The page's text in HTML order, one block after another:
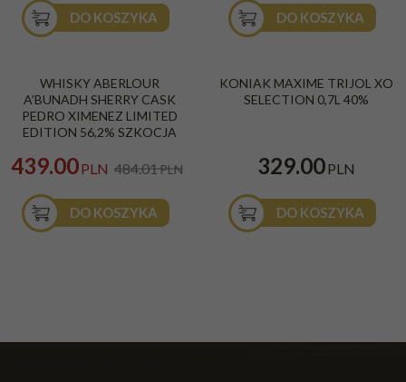
DO KOSZYKA DO KOSZYKA
WHISKY ABERLOUR
A’BUNADH SHERRY CASK
PEDRO XIMENEZ LIMITED
EDITION 56,2% SZKOCJA
484.01PLN
439.00PLN
DO KOSZYKA
KONIAK MAXIME TRIJOL XO
SELECTION 0,7L 40%
329.00PLN
DO KOSZYKA